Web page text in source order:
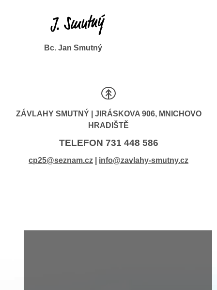
Bc. Jan Smutný
ZÁVLAHY SMUTNÝ | JIRÁSKOVA 906, MNICHOVO
HRADIŠTĚ
TELEFON 731 448 586
cp25@seznam.cz info@zavlahy-smutny.cz